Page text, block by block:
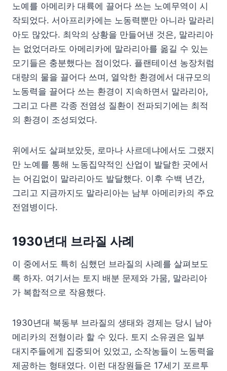
노예를 아메리카 대륙에 끌어다 쓰는 노예무역이 시
작되었다. 서아프리카에는 노동력뿐만 아니라 말라리
아도 많았다. 최악의 상황을 만들어낸 것은, 말라리아
는 없었더라도 아메리카에 말라리아를 옮길 수 있는
모기들은 충분했다는 점이었다. 플랜테이션 농장처럼
대량의 물을 끌어다 쓰며, 열악한 환경에서 대규모의
노동력을 끌어다 쓰는 환경이 지속하면서 말라리아,
그리고 다른 각종 전염성 질환이 전파되기에는 최적
의 환경이 조성되었다.
위에서도 살펴보았듯, 로마나 사르데냐에서도 그랬지
만 노예를 통해 노동집약적인 산업이 발달한 곳에서
는 어김없이 말라리아도 발달했다. 이후 수백 년간,
그리고 지금까지도 말라리아는 남부 아메리카의 주요
전염병이다.
1930년대 브라질 사례
이 중에서도 특히 심했던 브라질의 사례를 살펴보도
록 하자. 여기서는 토지 배분 문제와 가뭄, 말라리아
가 복합적으로 작용했다.
1930년대 북동부 브라질의 생태와 경제는 당시 남아
메리카의 전형이라 할 수 있다. 토지 소유권은 일부
대지주들에게 집중되어 있었고, 소작농들이 노동력을
제공하는 형태였다. 이런 대장원들은 17세기 포르투